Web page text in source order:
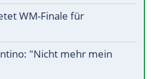
WM-Finale für
"Nicht mehr mein